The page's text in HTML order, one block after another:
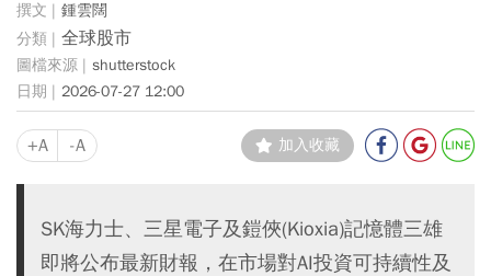
鍾雲闊
全球股市
shutterstock
2026-07-27 12:00
+A -A 加入收藏
SK海力士、三星電子及鎧俠(Kioxia)記憶體三雄
即將公布最新財報，在市場對AI投資可持續性及